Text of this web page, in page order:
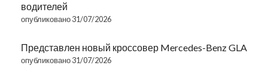
водителей
опубликовано 31/07/2026
Представлен новый кроссовер Mercedes-Benz GLA
опубликовано 31/07/2026